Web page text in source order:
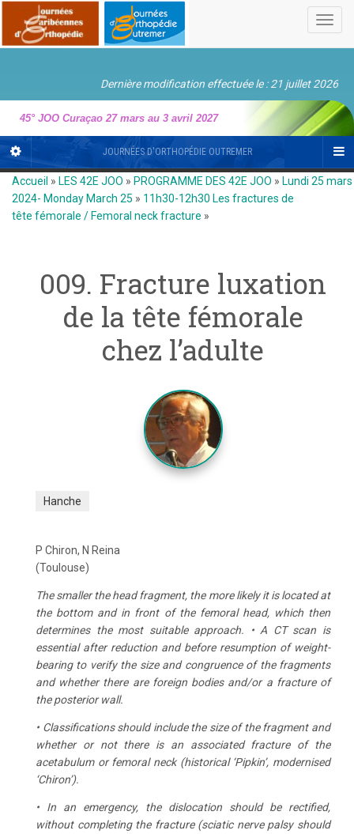
Dernière modification effectuée le : 21 juillet 2026
45° JOO Curaçao 27 mars au 3 avril 2027
JOURNÉES D'ORTHOPÉDIE OUTREMER
Accueil » LES 42E JOO » PROGRAMME DES 42E JOO » Lundi 25 mars
2024- Monday March 25 » 11h30-12h30 Les fractures de
tête fémorale / Femoral neck fracture »
009. Fracture luxation
de la tête fémorale
chez l’adulte
Hanche
P Chiron, N Reina
(Toulouse)
The smaller the head fragment, the more likely it is located at
the bottom and in front of the femoral head, which then
determines the most suitable approach. • A CT scan is
essential after reduction and before resumption of weight-
bearing to verify the size and congruence of the fragments
and whether there are foreign bodies and/or a fracture of
the posterior wall.
• Classifications should include the size of the fragment and
whether or not there is an associated fracture of the
acetabulum or femoral neck (historical ‘Pipkin’, modernised
‘Chiron’).
• In an emergency, the dislocation should be rectified,
without completing the fracture (sciatic nerve palsy should